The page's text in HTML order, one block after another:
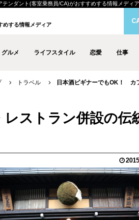
ンダント(客室乗務員/CA)がおすすめする情報メディ
めする情報メディア
グルメ ライフスタイル 恋愛 仕事
トラベル 日本酒ビギナーでもOK！ カ
ストラン併設の伝